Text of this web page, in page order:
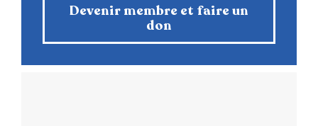
Devenir membre et faire un
don